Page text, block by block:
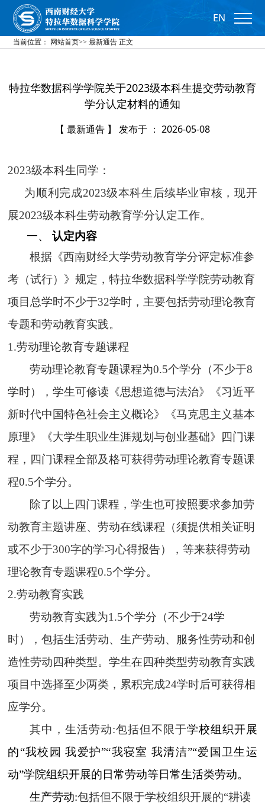
EN
当前位置： 网站首页>> 最新通告 正文
特拉华数据科学学院关于2023级本科生提交劳动教育
学分认定材料的通知
【 最新通告 】 发布于 ： 2026-05-08
2023级本科生同学：
为顺利完成2023级本科生后续毕业审核，现开
展2023级本科生劳动教育学分认定工作。
一、认定内容
根据《西南财经大学劳动教育学分评定标准参
考（试行）》规定，特拉华数据科学学院劳动教育
项目总学时不少于32学时，主要包括劳动理论教育
专题和劳动教育实践。
1 .劳动理论教育专题课程
劳动理论教育专题课程为0.5个学分（不少于8
学时），学生可修读《思想道德与法治》《习近平
新时代中国特色社会主义概论》《马克思主义基本
原理》《大学生职业生涯规划与创业基础》四门课
程，四门课程全部及格可获得劳动理论教育专题课
程0.5个学分。
除了以上四门课程，学生也可按照要求参加劳
动教育主题讲座、劳动在线课程（须提供相关证明
或不少于300字的学习心得报告），等来获得劳动
理论教育专题课程0.5个学分。
2.劳动教育实践
劳动教育实践为1.5个学分（不少于24学
时），包括生活劳动、生产劳动、服务性劳动和创
造性劳动四种类型。学生在四种类型劳动教育实践
项目中选择至少两类，累积完成24学时后可获得相
应学分。
其中，生活劳动:包括但不限于学校组织开展
的“我校园 我爱护”“我寝室 我清洁”“爱国卫生运
动”学院组织开展的日常劳动等日常生活类劳动。
生产劳动:包括但不限于学校组织开展的“耕读